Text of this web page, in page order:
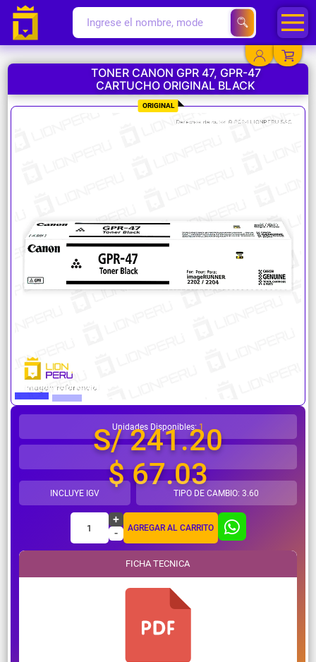
YA EXISTO
SOY NUEVO
¿Necesitas ayuda?
TONER CANON GPR 47, GPR-47
CARTUCHO ORIGINAL BLACK
ORIGINAL
Unidades Disponibles:1
S/ 241.20
$ 67.03
INCLUYE IGV TIPO DE CAMBIO: 3.60
1
+
-
AGREGAR AL CARRITO
FICHA TECNICA